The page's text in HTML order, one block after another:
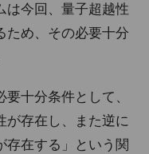
は今回、量子超越性
ため、その必要十分
十分条件として、
が存在し、また逆に
存在する」という関